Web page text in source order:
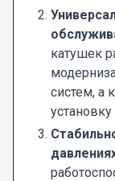
катушек
систем, а